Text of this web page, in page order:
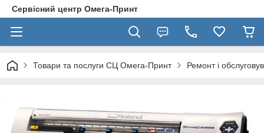
Сервісний центр Омега-Принт
Товари та послуги СЦ Омега-Принт Ремонт і